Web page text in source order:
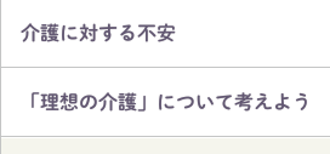
介護に対する不安
「理想の介護」について考えよう